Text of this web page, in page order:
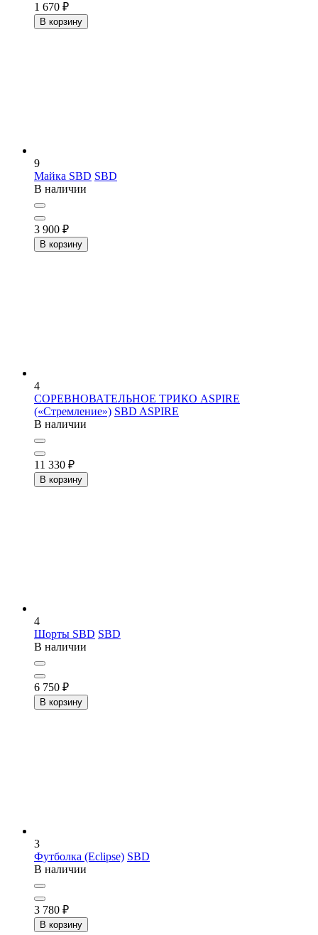
1 670 ₽
В корзину
9
Майка SBD SBD
В наличии
3 900 ₽
В корзину
4
СОРЕВНОВАТЕЛЬНОЕ ТРИКО ASPIRE
(«Стремление») SBD ASPIRE
В наличии
11 330 ₽
В корзину
4
Шорты SBD SBD
В наличии
6 750 ₽
В корзину
3
Футболка (Eclipse) SBD
В наличии
3 780 ₽
В корзину